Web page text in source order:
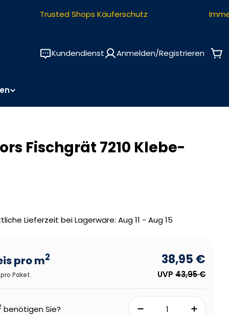
Trusted Shops Käuferschutz
Kundendienst Anmelden/Registrieren
Fischgrät 7210 Klebe-
Lieferzeit bei Lagerware:Aug 11 - Aug 15
pro m2
pro Paket.
38,95 €
UVP43,95 €
benötigen Sie?